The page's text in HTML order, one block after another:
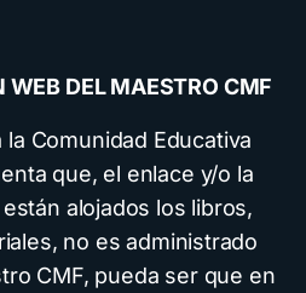
WEB DEL MAESTRO CMF
Comunidad Educativa
que, el enlace y/o la
alojados los libros,
no es administrado
CMF, pueda ser que en